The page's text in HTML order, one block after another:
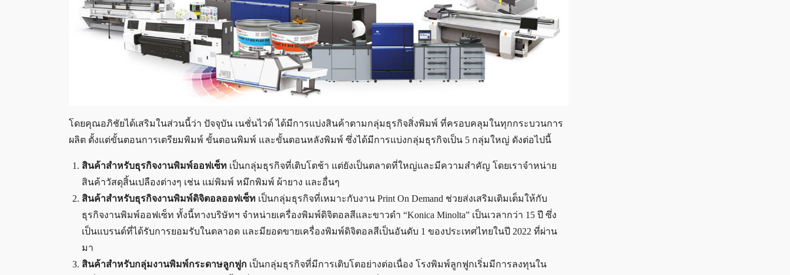
โดยคุณอภิชัยได้เสริมในส่วนนี้ว่า ปัจจุบัน เนชั่นไวด์ ได้มีการแบ่งสินค้าตามกลุ่มธุรกิจสิ่งพิมพ์ ที่ครอบคลุมในทุกกระบวนการ
ผลิต ตั้งแต่ขั้นตอนการเตรียมพิมพ์ ขั้นตอนพิมพ์ และขั้นตอนหลังพิมพ์ ซึ่งได้มีการแบ่งกลุ่มธุรกิจเป็น 5 กลุ่มใหญ่ ดังต่อไปนี้
สินค้าสำหรับธุรกิจงานพิมพ์ออฟเซ็ทเป็นกลุ่มธุรกิจที่เติบโตช้า แต่ยังเป็นตลาดที่ใหญ่และมีความสำคัญ โดยเราจำหน่าย
สินค้าวัสดุสิ้นเปลืองต่างๆ เช่น แม่พิมพ์ หมึกพิมพ์ ผ้ายาง และอื่นๆ
สินค้าสำหรับธุรกิจงานพิมพ์ดิจิตอลออฟเซ็ทเป็นกลุ่มธุรกิจที่เหมาะกับงาน Print On Demand ช่วยส่งเสริมเติมเต็มให้กับ
ธุรกิจงานพิมพ์ออฟเซ็ท ทั้งนี้ทางบริษัทฯ จำหน่ายเครื่องพิมพ์ดิจิตอลสีและขาวดำ “Konica Minolta” เป็นเวลากว่า 15 ปี ซึ่ง
เป็นแบรนด์ที่ได้รับการยอมรับในตลาอด และมียอดขายเครื่องพิมพ์ดิจิตอลสีเป็นอันดับ 1 ของประเทศไทยในปี 2022 ที่ผ่าน
มา
สินค้าสำหรับกลุ่มงานพิมพ์กระดาษลูกฟูกเป็นกลุ่มธุรกิจที่มีการเติบโตอย่างต่อเนื่อง โรงพิมพ์ลูกฟูกเริ่มมีการลงทุนใน